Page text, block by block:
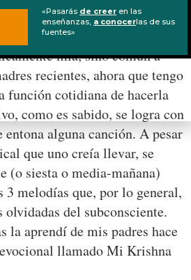
tamāla
es nueva para mí, pero que he
mía, sino común a
recientes, ahora que tengo
función cotidiana de hacerla
como es sabido, se logra con
alguna canción. A pesar
que uno creía llevar, se
(o siesta o media-mañana)
3 melodías que, por lo general,
olvidadas del subconsciente.
la aprendí de mis padres hace
llamado Mi Krishna
«Pasarás de creer en las
enseñanzas, a conocerlas de sus
fuentes»